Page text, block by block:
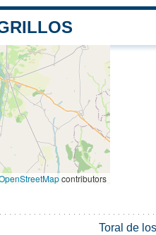
contributors
Toral de